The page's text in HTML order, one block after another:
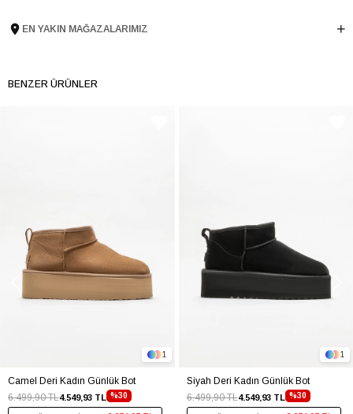
Taban Yüksekliği 4.5 cm
EN YAKIN MAĞAZALARIMIZ
BENZER ÜRÜNLER
Camel Deri Kadın Günlük Bot
%30
4.549,93 TL
6.499,90 TL
1
Siyah Deri Kadın Günlük Bot
%30
4.549,93 TL
6.499,90 TL
1